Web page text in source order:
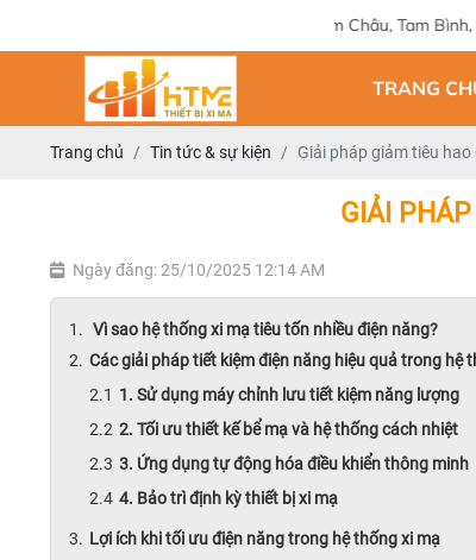
124 Tam Châu, Tam Bình, Thành phố Hồ Chí Minh
TRANG
Trang chủ Tin tức & sự kiện Giải pháp giảm tiêu
GIẢI
Ngày đăng: 25/10/2025 12:14 AM
Vì sao hệ thống xi mạ tiêu tốn nhiều điện năng?
Các giải pháp tiết kiệm điện năng hiệu quả trong hệ
1. Sử dụng máy chỉnh lưu tiết kiệm năng lượng
2. Tối ưu thiết kế bể mạ và hệ thống cách nhiệt
3. Ứng dụng tự động hóa điều khiển thông minh
4. Bảo trì định kỳ thiết bị xi mạ
Lợi ích khi tối ưu điện năng trong hệ thống xi mạ